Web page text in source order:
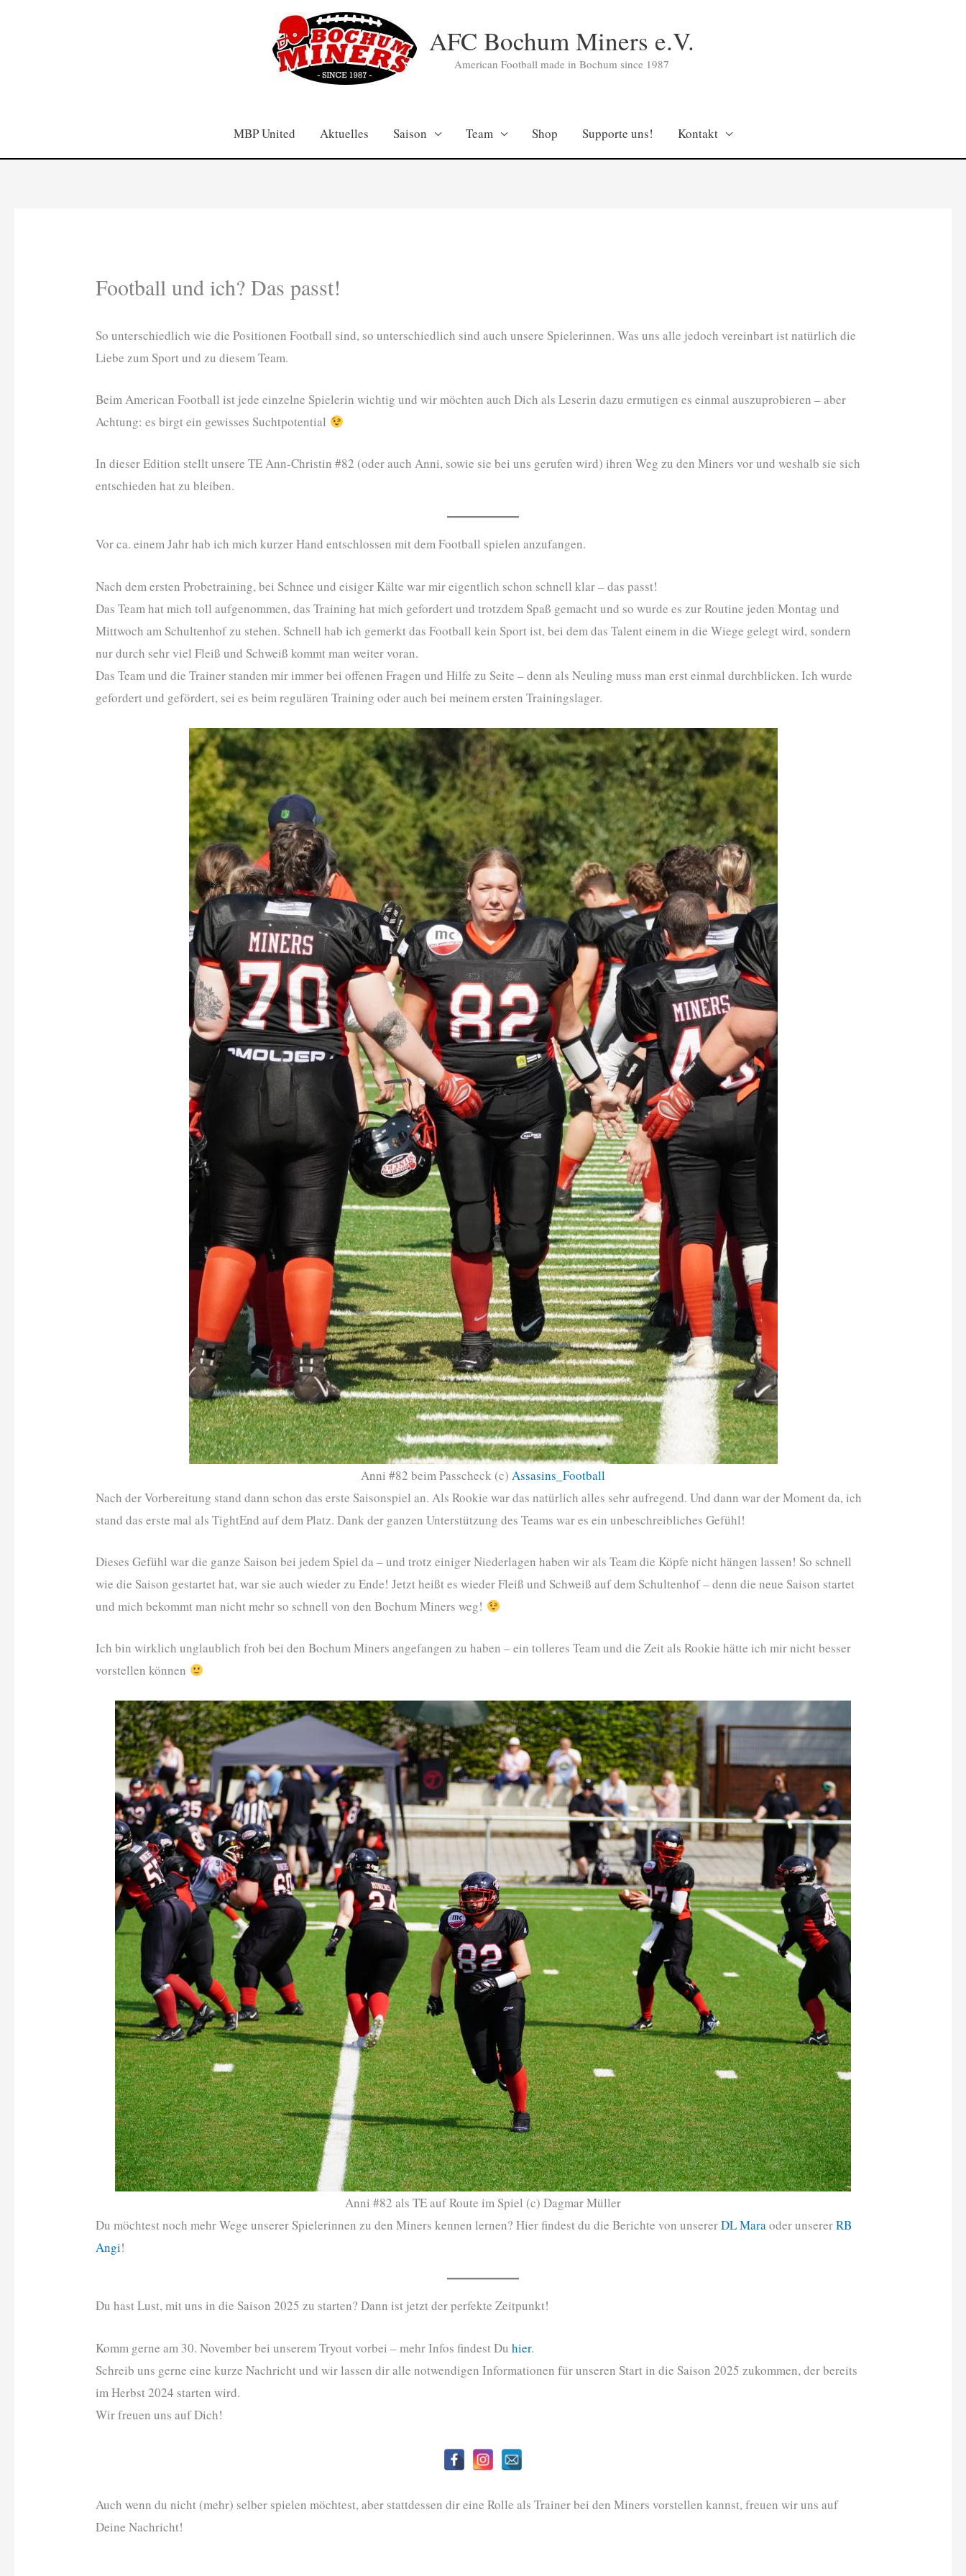
AFC Bochum Miners e.V.
American Football made in Bochum since 1987
MBP United Aktuelles Saison Team Shop Supporte uns! Kontakt
Football und ich? Das passt!
So unterschiedlich wie die Positionen Football sind, so unterschiedlich sind auch unsere Spielerinnen. Was uns alle jedoch vereinbart ist natürlich die
Liebe zum Sport und zu diesem Team.
Beim American Football ist jede einzelne Spielerin wichtig und wir möchten auch Dich als Leserin dazu ermutigen es einmal auszuprobieren – aber
Achtung: es birgt ein gewisses Suchtpotential
In dieser Edition stellt unsere TE Ann-Christin #82 (oder auch Anni, sowie sie bei uns gerufen wird) ihren Weg zu den Miners vor und weshalb sie sich
entschieden hat zu bleiben.
Vor ca. einem Jahr hab ich mich kurzer Hand entschlossen mit dem Football spielen anzufangen.
Nach dem ersten Probetraining, bei Schnee und eisiger Kälte war mir eigentlich schon schnell klar – das passt!
Das Team hat mich toll aufgenommen, das Training hat mich gefordert und trotzdem Spaß gemacht und so wurde es zur Routine jeden Montag und
Mittwoch am Schultenhof zu stehen. Schnell hab ich gemerkt das Football kein Sport ist, bei dem das Talent einem in die Wiege gelegt wird, sondern
nur durch sehr viel Fleiß und Schweiß kommt man weiter voran.
Das Team und die Trainer standen mir immer bei offenen Fragen und Hilfe zu Seite – denn als Neuling muss man erst einmal durchblicken. Ich wurde
gefordert und gefördert, sei es beim regulären Training oder auch bei meinem ersten Trainingslager.
Anni #82 beim Passcheck (c) Assasins_Football
Nach der Vorbereitung stand dann schon das erste Saisonspiel an. Als Rookie war das natürlich alles sehr aufregend. Und dann war der Moment da, ich
stand das erste mal als TightEnd auf dem Platz. Dank der ganzen Unterstützung des Teams war es ein unbeschreibliches Gefühl!
Dieses Gefühl war die ganze Saison bei jedem Spiel da – und trotz einiger Niederlagen haben wir als Team die Köpfe nicht hängen lassen! So schnell
wie die Saison gestartet hat, war sie auch wieder zu Ende! Jetzt heißt es wieder Fleiß und Schweiß auf dem Schultenhof – denn die neue Saison startet
und mich bekommt man nicht mehr so schnell von den Bochum Miners weg!
Ich bin wirklich unglaublich froh bei den Bochum Miners angefangen zu haben – ein tolleres Team und die Zeit als Rookie hätte ich mir nicht besser
vorstellen können
Anni #82 als TE auf Route im Spiel (c) Dagmar Müller
Du möchtest noch mehr Wege unserer Spielerinnen zu den Miners kennen lernen? Hier findest du die Berichte von unsererDL Maraoder unsererRB
Angi!
Du hast Lust, mit uns in die Saison 2025 zu starten? Dann ist jetzt der perfekte Zeitpunkt!
Komm gerne am 30. November bei unserem Tryout vorbei – mehr Infos findest Duhier.
Schreib uns gerne eine kurze Nachricht und wir lassen dir alle notwendigen Informationen für unseren Start in die Saison 2025 zukommen, der bereits
im Herbst 2024 starten wird.
Wir freuen uns auf Dich!
Auch wenn du nicht (mehr) selber spielen möchtest, aber stattdessen dir eine Rolle als Trainer bei den Miners vorstellen kannst, freuen wir uns auf
Deine Nachricht!